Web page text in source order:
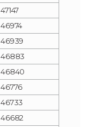
47147
46974
46939
46883
46840
46776
46733
46682